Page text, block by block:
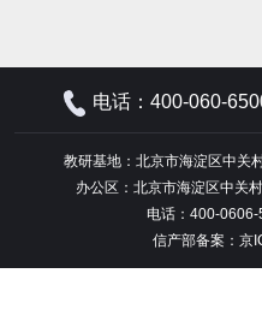
电话：400-060-
教研基地：北京市海淀区中关
办公区：北京市海淀区中关
电话：400-
信产部备案：京